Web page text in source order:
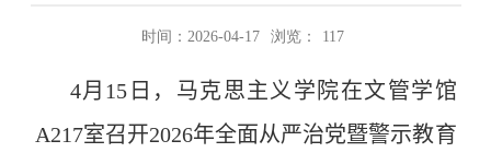
时间：2026-04-17 浏览： 117
4月 15 日，马克思主义学院在文管学馆
A217室召开2026年全面从严治党暨警示教育